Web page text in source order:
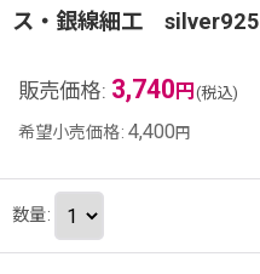
ス・銀線細工 silver925
販売価格: 3,740 円 (税込)
希望小売価格: 4,400 円
数量: